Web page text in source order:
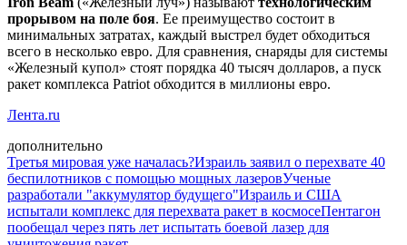
прорывом на поле боя. Ее преимущество состоит в
минимальных затратах, каждый выстрел будет обходиться
всего в несколько евро. Для сравнения, снаряды для системы
«Железный купол» стоят порядка 40 тысяч долларов, а пуск
ракет комплекса Patriot обходится в миллионы евро.
Лента.ru
дополнительно
Третья мировая уже началась?Израиль заявил о перехвате 40
беспилотников с помощью мощных лазеровУченые
разработали "аккумулятор будущего"Израиль и США
испытали комплекс для перехвата ракет в космосеПентагон
пообещал через пять лет испытать боевой лазер для